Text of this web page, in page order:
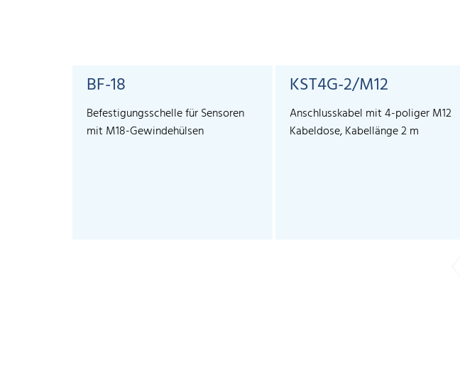
BF-18
Befestigungsschelle für Sensoren
mit M18-Gewindehülsen
KST4G-2/M12
Anschlusskabel mit 4-poliger M12
Kabeldose, Kabellänge 2 m